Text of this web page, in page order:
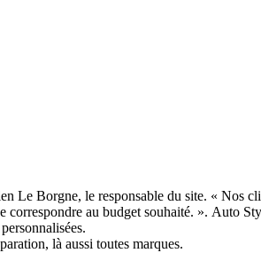
Le Borgne, le responsable du site. « Nos
au budget souhaité. ». Auto
là aussi toutes marques.